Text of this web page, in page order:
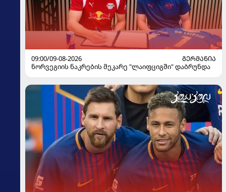
09:00/09-08-2026
ᲒᲔᲠᲛᲐᲜᲘᲐ
ნორვეგიის ნაკრების მეკარე "ლაიფციგში" დაბრუნდა